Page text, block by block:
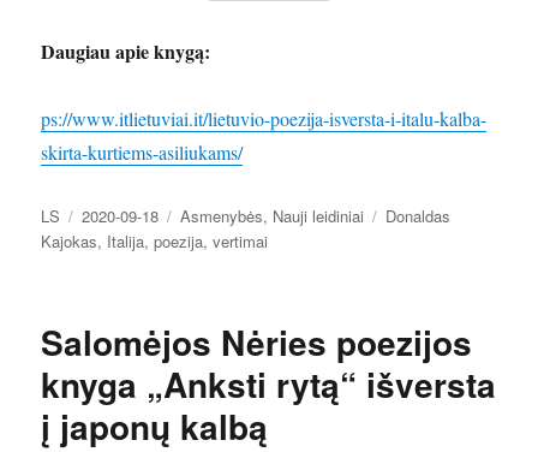
Daugiau apie knygą:
ps://www.itlietuviai.it/lietuvio-poezija-isversta-i-italu-kalba-
skirta-kurtiems-asiliukams/
Autorius
LS Paskelbta
2020-09-18 Kategorijos
Asmenybės, Nauji leidiniai Žymos
Donaldas
Kajokas, Italija,poezija,vertimai
Salomėjos Nėries poezijos
knyga „Anksti rytą“ išversta
į japonų kalbą